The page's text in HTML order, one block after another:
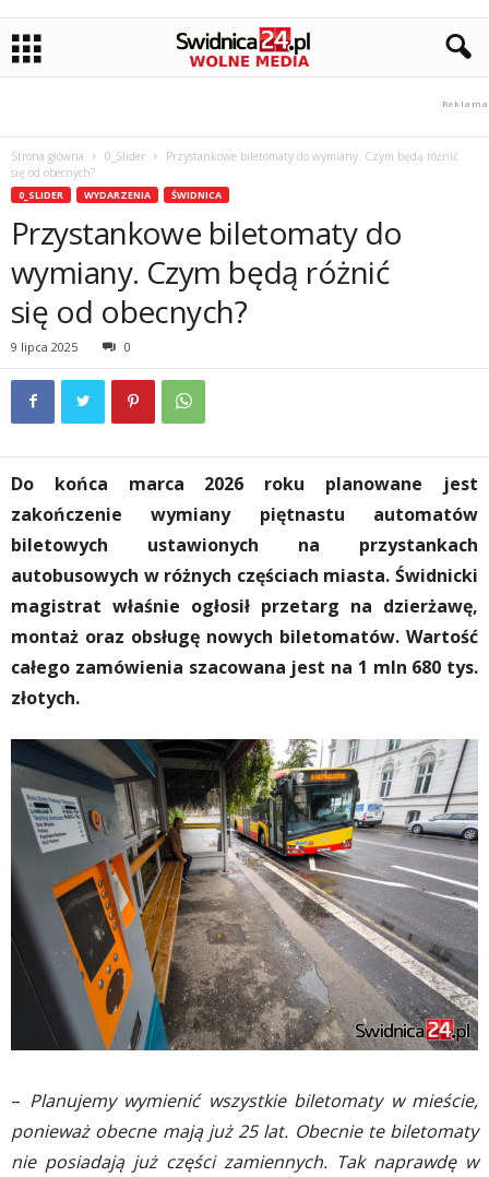
Strona główna 0_Slider
Przystankowe biletomaty do wymiany. Czym będą różnić
się od obecnych?
0_SLIDER WYDARZENIA ŚWIDNICA
Przystankowe biletomaty do
wymiany. Czym będą różnić
się od obecnych?
9 lipca 2025 0
Do końca marca 2026 roku planowane jest
zakończenie wymiany piętnastu automatów
biletowych ustawionych na przystankach
autobusowych w różnych częściach miasta. Świdnicki
magistrat właśnie ogłosił przetarg na dzierżawę,
montaż oraz obsługę nowych biletomatów. Wartość
całego zamówienia szacowana jest na 1 mln 680 tys.
złotych.
– Planujemy wymienić wszystkie biletomaty w mieście,
ponieważ obecne mają już 25 lat. Obecnie te biletomaty
nie posiadają już części zamiennych. Tak naprawdę w